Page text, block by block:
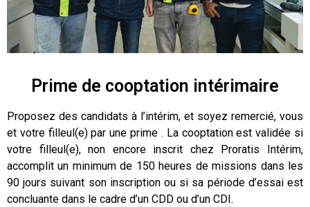
Prime de cooptation intérimaire
Proposez des candidats à l’intérim, et soyez remercié, vous
et votre filleul(e) par une prime . La cooptation est validée si
votre filleul(e), non encore inscrit chez Proratis Intérim,
accomplit un minimum de 150 heures de missions dans les
90 jours suivant son inscription ou si sa période d’essai est
concluante dans le cadre d’un CDD ou d’un CDI.